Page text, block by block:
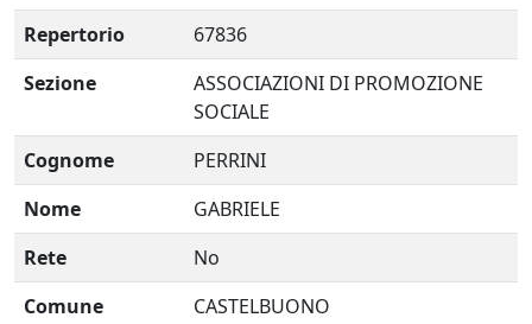
Repertorio
67836
Sezione
ASSOCIAZIONI DI PROMOZIONE
SOCIALE
Cognome
PERRINI
Nome
GABRIELE
Rete
No
Comune
CASTELBUONO